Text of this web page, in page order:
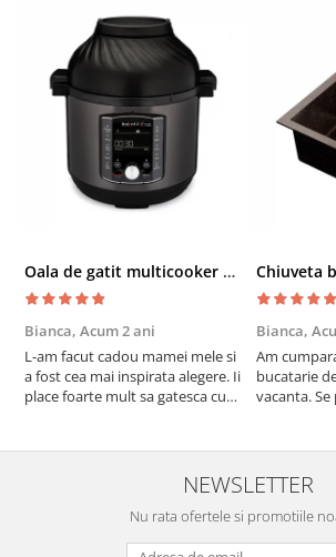
Oala de gatit multicooker 11 functii Instant Pot Pro Crisp 8 + Air Fryer 7.6 lt
Bianca, Acum 2 ani
L-am facut cadou mamei mele si
a fost cea mai inspirata alegere. Ii
place foarte mult sa gatesca cu
cratita...ma gandesc serios sa imi
cumpar si eu! Recomand mult !
Bianca,
Am
bucatarie
vacanta.
buna,
NEWSLETTER
Nu rata ofertele si promotiile